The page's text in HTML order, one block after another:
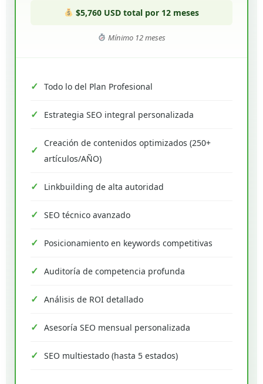
$5,760 USD total por 12 meses
Mínimo 12 meses
Todo lo del Plan Profesional
Estrategia SEO integral personalizada
Creación de contenidos optimizados (250+
artículos/AÑO)
Linkbuilding de alta autoridad
SEO técnico avanzado
Posicionamiento en keywords competitivas
Auditoría de competencia profunda
Análisis de ROI detallado
Asesoría SEO mensual personalizada
SEO multiestado (hasta 5 estados)